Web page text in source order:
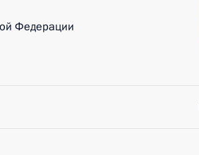
Федерации